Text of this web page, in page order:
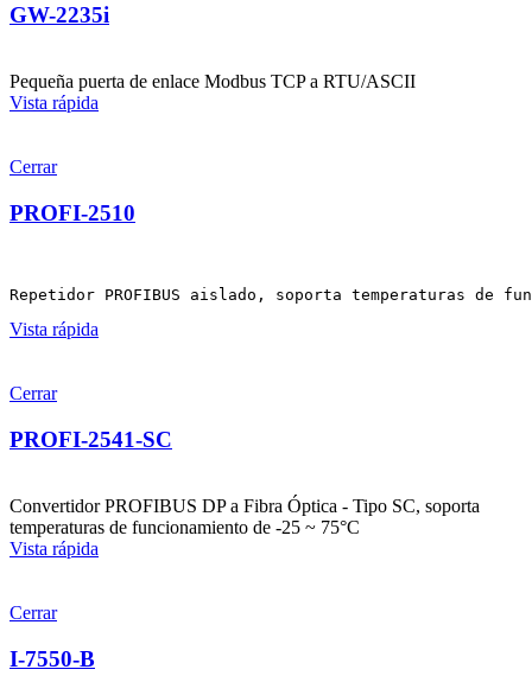
GW-2235i
Pequeña puerta de enlace Modbus TCP a RTU/ASCII
Vista rápida
Cerrar
PROFI-2510
Repetidor PROFIBUS aislado, soporta temperaturas de
Vista rápida
Cerrar
PROFI-2541-SC
Convertidor PROFIBUS DP a Fibra Óptica - Tipo SC, soporta
temperaturas de funcionamiento de -25 ~ 75°C
Vista rápida
Cerrar
I-7550-B